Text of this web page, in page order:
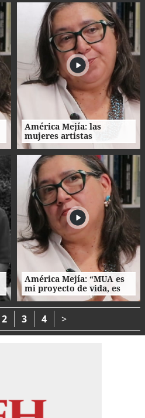
contra la extinta
Comisión Permanente
América Mejía: las
mujeres artistas
enfrentan barreras entre
la creación, el trabajo y el
hogar
América Mejía: “MUA es
mi proyecto de vida, es
parte de mi esencia”
2 3 4 >